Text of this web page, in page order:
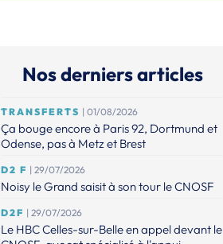
Nos derniers articles
TRANSFERTS | 01/08/2026
Ça bouge encore à Paris 92, Dortmund et
Odense, pas à Metz et Brest
D2 F | 29/07/2026
Noisy le Grand saisit à son tour le CNOSF
D2F | 29/07/2026
Le HBC Celles-sur-Belle en appel devant le